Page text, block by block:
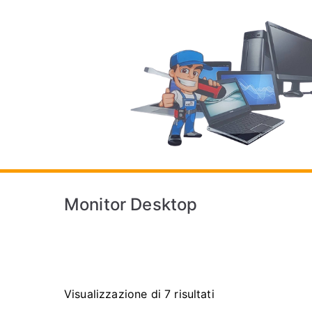
Monitor Desktop
Visualizzazione di 7 risultati